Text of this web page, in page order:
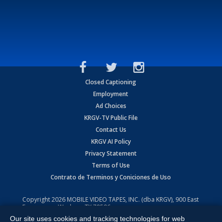
Closed Captioning
Employment
Ad Choices
KRGV-TV Public File
Contact Us
KRGV AI Policy
Privacy Statement
Terms of Use
Contrato de Terminos y Coniciones de Uso
Copyright2026 MOBILE VIDEO TAPES, INC. (dba KRGV), 900 East
Expressway, Weslaco, TX 78596.
All Rights Reserved. Powered by:Ruby Shore Software
Our site uses cookies and tracking technologies for web